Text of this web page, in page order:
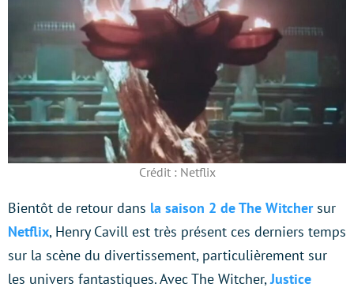
Crédit : Netflix
Bientôt de retour dans la saison 2 de The Witchersur
Netflix, Henry Cavill est très présent ces derniers temps
sur la scène du divertissement, particulièrement sur
les univers fantastiques. Avec The Witcher,Justice